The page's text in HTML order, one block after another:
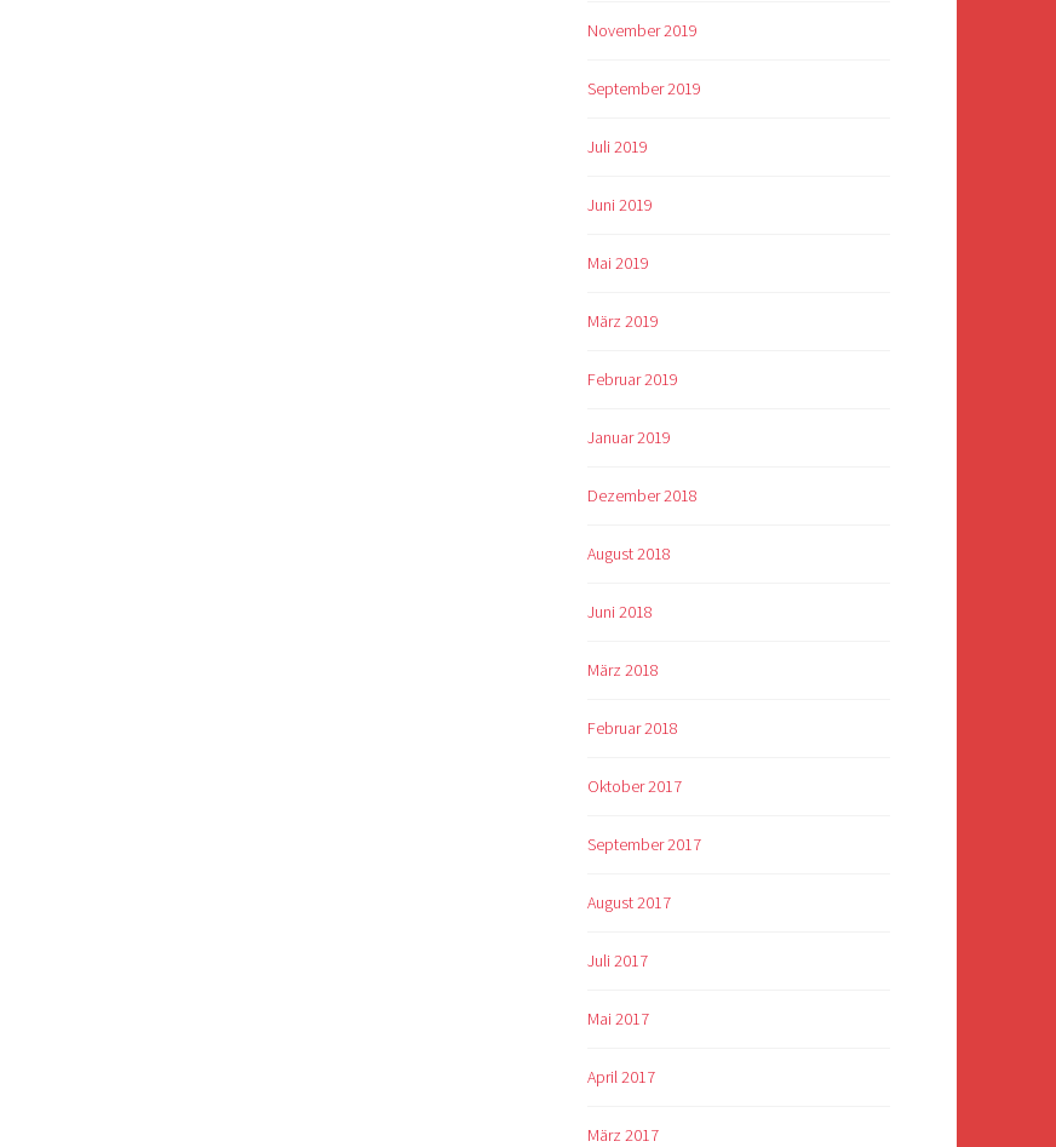
November 2019
September 2019
Juli 2019
Juni 2019
Mai 2019
März 2019
Februar 2019
Januar 2019
Dezember 2018
August 2018
Juni 2018
März 2018
Februar 2018
Oktober 2017
September 2017
August 2017
Juli 2017
Mai 2017
April 2017
März 2017